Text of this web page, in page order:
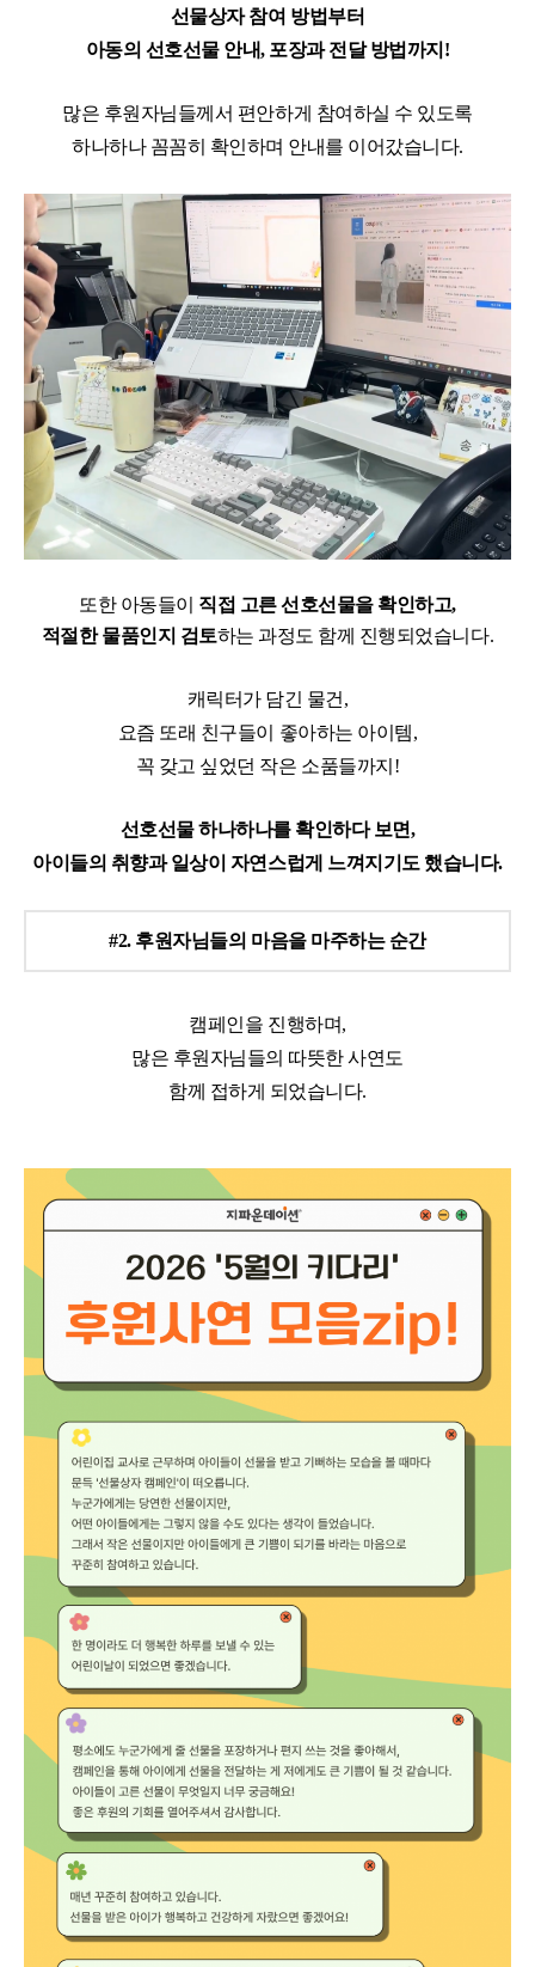
선물상자 참여 방법부터
아동의 선호선물 안내, 포장과 전달 방법까지!
많은 후원자님들께서 편안하게 참여하실 수 있도록
하나하나 꼼꼼히 확인하며 안내를 이어갔습니다.
또한 아동들이 직접 고른 선호선물을 확인하고,
적절한 물품인지 검토하는 과정도 함께 진행되었습니다.
캐릭터가 담긴 물건,
요즘 또래 친구들이 좋아하는 아이템,
꼭 갖고 싶었던 작은 소품들까지!
선호선물 하나하나를 확인하다 보면,
아이들의 취향과 일상이 자연스럽게 느껴지기도 했습니다.
#2. 후원자님들의 마음을 마주하는 순간
캠페인을 진행하며,
많은 후원자님들의 따뜻한 사연도
함께 접하게 되었습니다.